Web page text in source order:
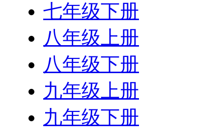
七年级下册
八年级上册
八年级下册
九年级上册
九年级下册